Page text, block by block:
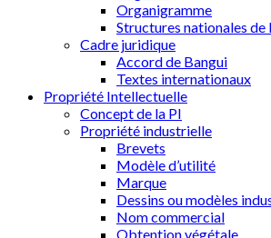
Organigramme
Structures nationales de
Cadre juridique
Accord de Bangui
Textes internationaux
Propriété Intellectuelle
Concept de la PI
Propriété industrielle
Brevets
Modèle d’utilité
Marque
Dessins ou modèles
Nom commercial
Obtention végétale